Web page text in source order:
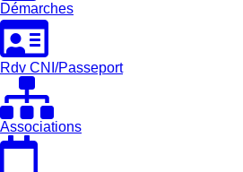
Démarches
Rdv CNI/Passeport
Associations